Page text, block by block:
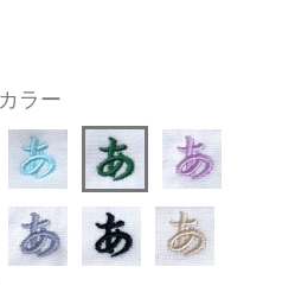
問い合わせ
カラー